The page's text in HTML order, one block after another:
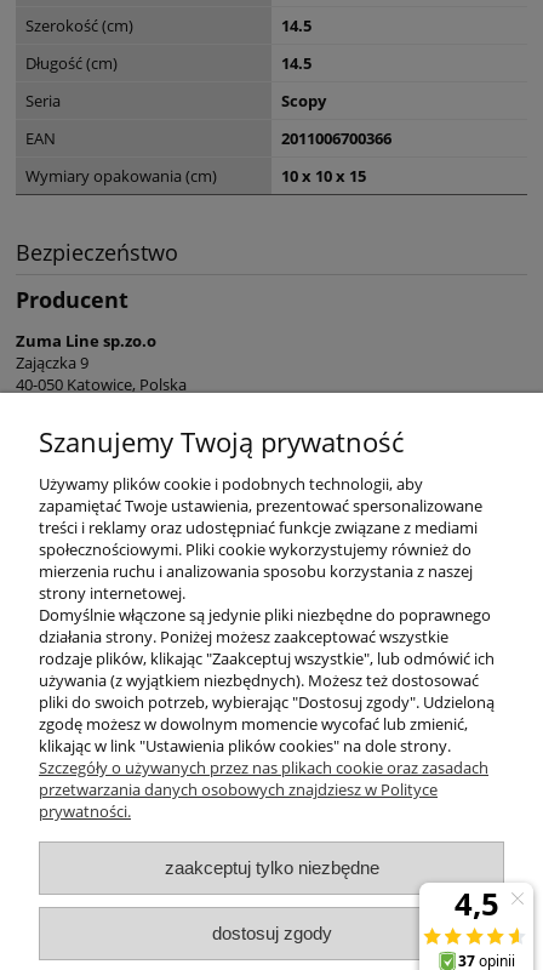
Szerokość (cm)
14.5
Długość (cm)
14.5
Seria
Scopy
EAN
2011006700366
Wymiary opakowania (cm)
10 x 10 x 15
Bezpieczeństwo
Producent
Zuma Line sp.zo.o
Zajączka 9
40-050 Katowice, Polska
+48 32 730 66 10
KONTAKT
DODATKOWE
MOJE KONTO
INFORMACJE
Szanujemy Twoją prywatność
Używamy plików cookie i podobnych technologii, aby
zapamiętać Twoje ustawienia, prezentować spersonalizowane
treści i reklamy oraz udostępniać funkcje związane z mediami
społecznościowymi. Pliki cookie wykorzystujemy również do
mierzenia ruchu i analizowania sposobu korzystania z naszej
strony internetowej.
Domyślnie włączone są jedynie pliki niezbędne do poprawnego
działania strony. Poniżej możesz zaakceptować wszystkie
rodzaje plików, klikając "Zaakceptuj wszystkie", lub odmówić ich
używania (z wyjątkiem niezbędnych). Możesz też dostosować
pliki do swoich potrzeb, wybierając "Dostosuj zgody". Udzieloną
zgodę możesz w dowolnym momencie wycofać lub zmienić,
klikając w link "Ustawienia plików cookies" na dole strony.
Szczegóły o używanych przez nas plikach cookie oraz zasadach
przetwarzania danych osobowych znajdziesz w Polityce
prywatności.
zaakceptuj tylko niezbędne
dostosuj zgody